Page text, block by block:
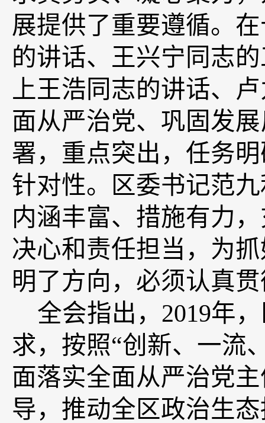
展提供了重要遵循。
的讲话、王兴宁同志
上王浩同志的讲话、
面从严治党、巩固发
署，重点突出，任务
针对性。
区委书记范
内涵丰富、措施有力
决心和责任担当，为
明了方向，必须认真
全会指出， 2019年
求，按照“创新、一流
面落实全面从严治党
导，推动全区政治生